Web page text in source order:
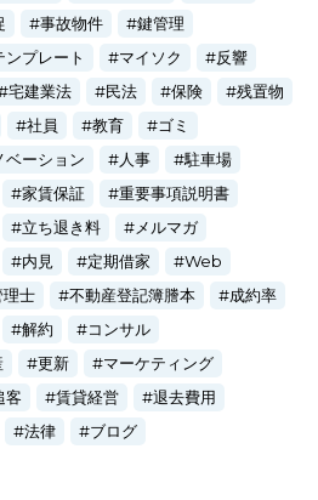
事故物件
鍵管理
ンプレート マイソク
反響
宅建業法 民法 保険
残置物
社員 教育
ゴミ
ベーション 人事
駐車場
家賃保証
重要事項説明書
立ち退き料
メルマガ
内見 定期借家
Web
理士 不動産登記簿謄本
成約率
解約
コンサル
更新
マーケティング
客 賃貸経営
退去費用
法律 ブログ